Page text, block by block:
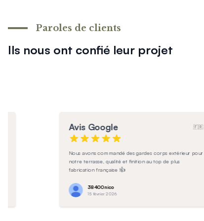
Ils nous ont confié leur projet
Paroles de clients
Anaëlle
9 février 2026